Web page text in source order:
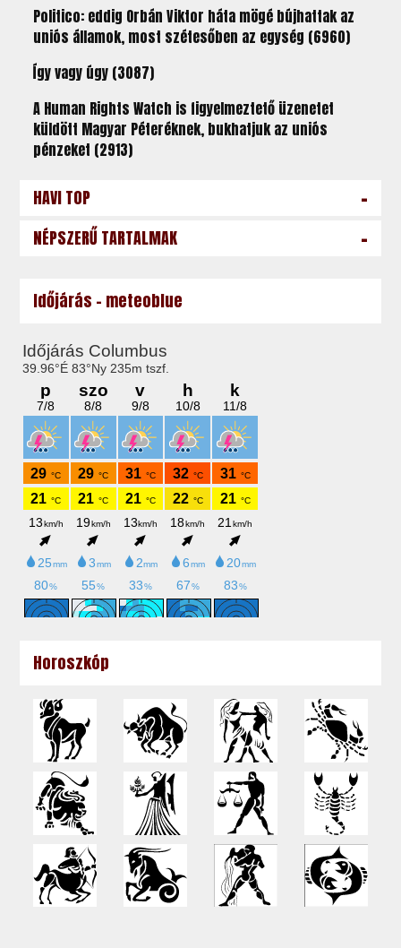
Politico: eddig Orbán Viktor háta mögé bújhattak az
uniós államok, most szétesőben az egység (6960)
Így vagy úgy (3087)
A Human Rights Watch is figyelmeztető üzenetet
küldött Magyar Péteréknek, bukhatjuk az uniós
pénzeket (2913)
HAVI TOP -
NÉPSZERŰ TARTALMAK -
Időjárás - meteoblue
Horoszkóp